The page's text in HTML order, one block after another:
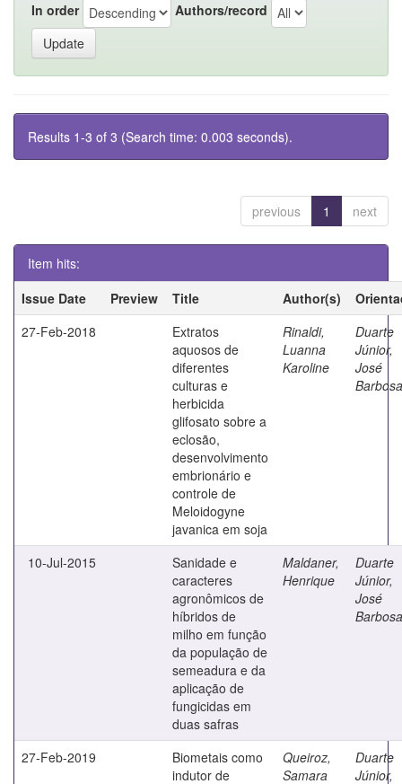
In order Authors/record
Results 1-3 of 3 (Search time: 0.003 seconds).
previous 1 next
Item hits:
Issue Date
Preview Title Author(s)
27-Feb-2018
Extratos
aquosos de
diferentes
culturas e
herbicida
glifosato sobre a
eclosão,
desenvolvimento
embrionário e
controle de
Meloidogyne
javanica em soja
Rinaldi,
Luanna
Karoline
Duarte
Júnior,
José
Barbosa
10-Jul-2015
Sanidade e
caracteres
agronômicos de
híbridos de
milho em função
da população de
semeadura e da
aplicação de
fungicidas em
duas safras
Maldaner,
Henrique
Duarte
Júnior,
José
Barbosa
27-Feb-2019
Biometais como
indutor de
Queiroz,
Samara
Duarte
Júnior,